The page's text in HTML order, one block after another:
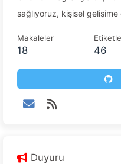
sağlıyoruz, kişisel
Makaleler
18 46
Duyuru